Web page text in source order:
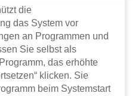
die
das System vor
an Programmen und
Sie selbst als
das erhöhte
klicken. Sie
beim Systemstart